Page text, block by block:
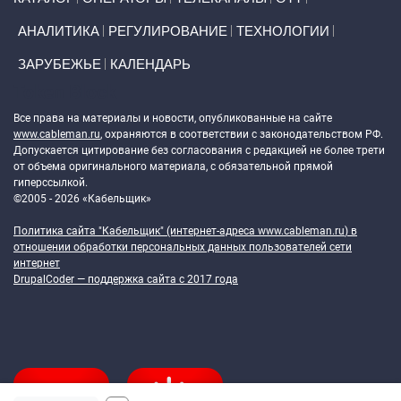
АНАЛИТИКА РЕГУЛИРОВАНИЕ ТЕХНОЛОГИИ
ЗАРУБЕЖЬЕ КАЛЕНДАРЬ
Все права на материалы и новости, опубликованные на сайте
www.cableman.ru, охраняются в соответствии с законодательством РФ.
Допускается цитирование без согласования с редакцией не более трети
от объема оригинального материала, с обязательной прямой
гиперссылкой.
©2005 - 2026 «Кабельщик»
Политика сайта "Кабельщик" (интернет-адреса www.cableman.ru) в
отношении обработки персональных данных пользователей сети
интернет
DrupalCoder — поддержка сайта c 2017 года